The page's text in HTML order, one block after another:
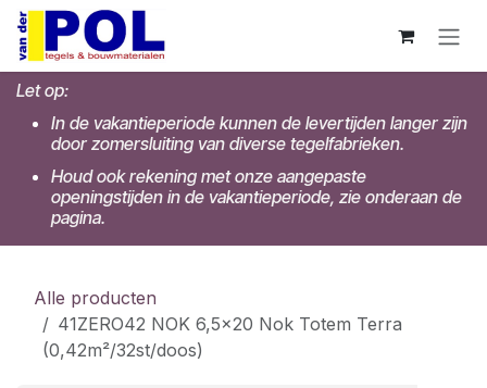
Overslaan naar inhoud
Let op:
In de vakantieperiode kunnen de levertijden langer zijn
door zomersluiting van diverse tegelfabrieken.
Houd ook rekening met onze aangepaste
openingstijden in de vakantieperiode, zie onderaan de
pagina.
Alle producten
41ZERO42 NOK 6,5x20 Nok Totem Terra
(0,42m²/32st/doos)